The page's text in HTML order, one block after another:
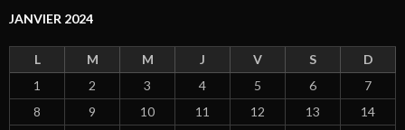
JANVIER 2024
L M M J V S D
1 2 3 4 5 6
7
8
9 10 11 12 13
14